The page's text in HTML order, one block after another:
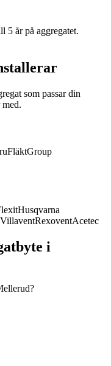
5 år på aggregatet.
som passar din
FläktGroup
Husqvarna
VillaventRexoventAcetec
i